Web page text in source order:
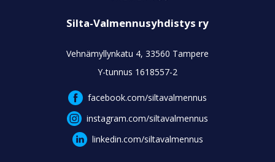
Silta-Valmennusyhdistys ry
Vehnämyllynkatu 4, 33560 Tampere
Y-tunnus 1618557-2
facebook.com/siltavalmennus
instagram.com/siltavalmennus
linkedin.com/siltavalmennus